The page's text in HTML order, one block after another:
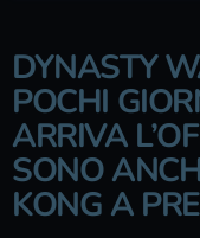
DYNASTY
POCHI
ARRIVA
SONO
KONG A